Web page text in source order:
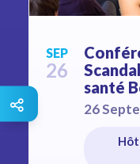
SEP
26
santé
26